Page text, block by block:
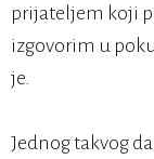
prijateljem koji
izgovorim u
je.
Jednog takvog